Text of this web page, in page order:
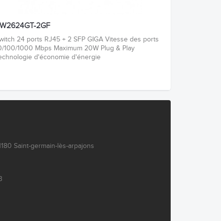
2GF
24 ports RJ45 + 2 SFP GIGA Vitesse des ports
100/1000 Mbps Maximum 20W Plug & Play
d'économie d'énergie
Saint-germain-lès-arpajons